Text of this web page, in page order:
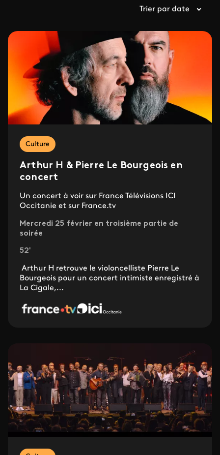
Trier par date
Culture
Arthur H & Pierre Le Bourgeois en
concert
Un concert à voir sur France Télévisions ICI
Occitanie et sur France.tv
Mercredi 25 février en troisième partie de
soirée
52'
Arthur H retrouve le violoncelliste Pierre Le
Bourgeois pour un concert intimiste enregistré à
La Cigale,...